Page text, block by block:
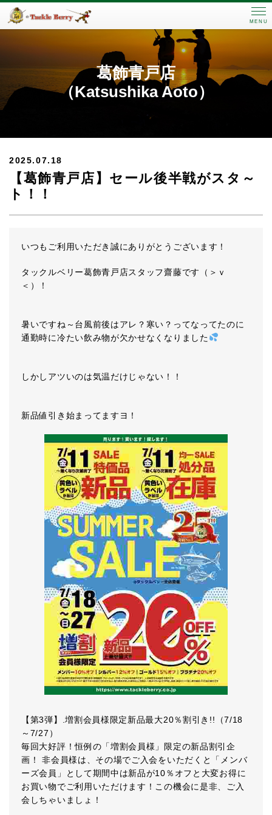
MENU
葛飾青戸店
（Katsushika Aoto）
2025.07.18
【葛飾青戸店】セール後半戦がスタ～
ト！！
いつもご利用いただき誠にありがとうございます！
タックルベリー葛飾青戸店スタッフ齋藤です（＞ｖ
＜）！
暑いですね～台風前後はアレ？寒い？ってなってたのに
通勤時に冷たい飲み物が欠かせなくなりました
しかしアツいのは気温だけじゃない！！
新品値引き始まってますヨ！
【第3弾】.増割会員様限定新品最大20％割引き!!（7/18
～7/27）
毎回大好評！恒例の「増割会員様」限定の新品割引企
画！ 非会員様は、その場でご入会をいただくと「メンバ
ーズ会員」として期間中は新品が10％オフと大変お得に
お買い物でご利用いただけます！この機会に是非、ご入
会しちゃいましょ！